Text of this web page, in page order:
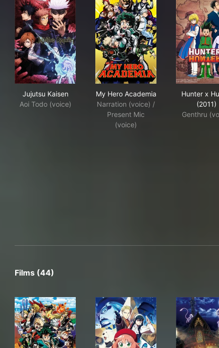
Jujutsu Kaisen
Aoi Todo (voice)
My Hero Academia
Narration (voice) /
Present Mic
(voice)
Hunter x
(2011)
Genthru
Films (44)